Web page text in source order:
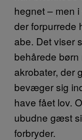
hegnet – men
der forpurrede
abe. Det viser
behårede
akrobater, der
bevæger sig
have fået lov.
ubudne gæst
forbryder.